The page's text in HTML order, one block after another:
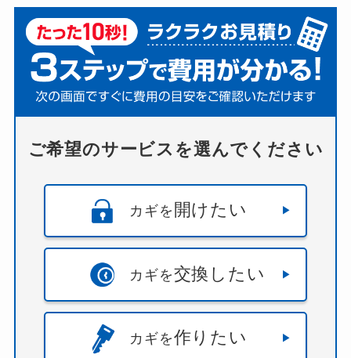
ご希望のサービスを選んでください
カギを 開けたい
カギを交換したい
カギを作りたい